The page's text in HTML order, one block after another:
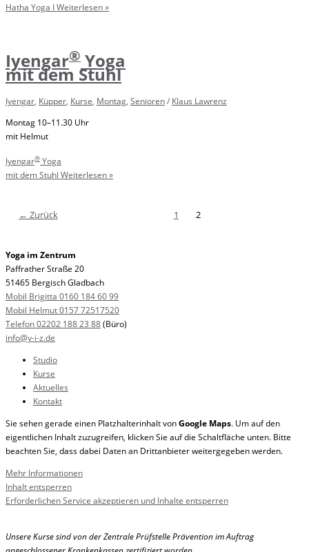
Hatha Yoga IWeiterlesen »
Iyengar® Yoga
mit dem Stuhl
Iyengar Küpper Kurse Montag Senioren/ Klaus Lawrenz
Montag 10–11.30 Uhr
mit Helmut
Iyengar® Yoga
mit dem Stuhl Weiterlesen »
← Zurück 1 2
Yoga im Zentrum
Paffrather Straße 20
51465 Bergisch Gladbach
Mobil Brigitta 0160 184 60 99
Mobil Helmut 0157 72517520
Telefon 02202 188 23 88(Büro)
info@y-i-z.de
Studio
Kurse
Aktuelles
Kontakt
Sie sehen gerade einen Platzhalterinhalt vonGoogle Maps. Um auf den
eigentlichen Inhalt zuzugreifen, klicken Sie auf die Schaltfläche unten. Bitte
beachten Sie, dass dabei Daten an Drittanbieter weitergegeben werden.
Mehr Informationen
Inhalt entsperren
Erforderlichen Service akzeptieren und Inhalte entsperren
Unsere Kurse sind von der Zentrale Prüfstelle Prävention im Auftrag
angeschlossener Krankenkassen zertifiziert worden.